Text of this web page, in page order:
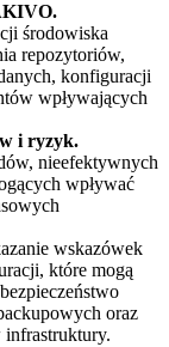
środowiska
repozytoriów,
konfiguracji
wpływających
i ryzyk.
nieefektywnych
wpływać
wskazówek
które mogą
oraz